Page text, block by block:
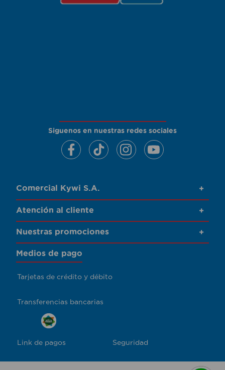
Siguenos en nuestras redes sociales
Comercial Kywi S.A. +
Atención al cliente +
Nuestras promociones +
Medios de pago
Tarjetas de crédito y débito
Transferencias bancarias
Link de pagos Seguridad